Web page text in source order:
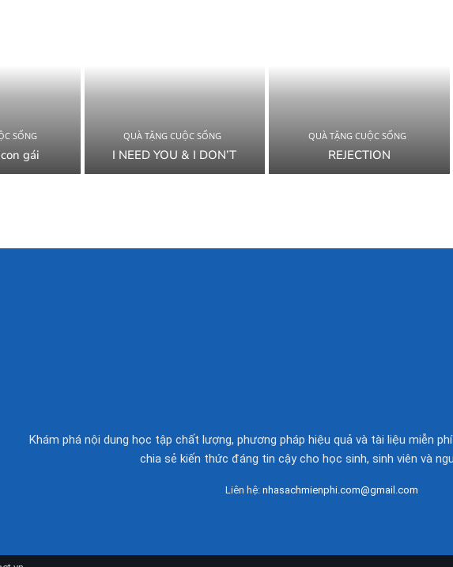
SỐNG
gái
QUÀ TẶNG CUỘC SỐNG
I NEED YOU & I DON’T
QUÀ TẶNG CUỘC SỐNG
REJECTION
Khám phá nội dung học tập chất lượng, phương pháp hiệu quả và tài liệu miễn
chia sẻ kiến thức đáng tin cậy cho học sinh, sinh viên và
Liên hệ: nhasachmienphi.com@gmail.com